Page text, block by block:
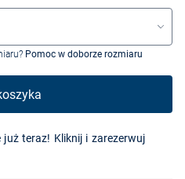
Pomoc w doborze rozmiaru
już teraz! Kliknij i zarezerwuj